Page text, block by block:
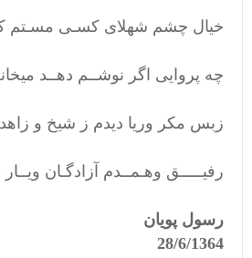
خیال چشم شهلای کسـی مسـتم
چه پروایی اگر نوشــم دهــد
زبس مکر وریا دیدم ز شیخ و
رفیـــــق وهـمــدم آزادگـان
رسول پویان
28/6/1364